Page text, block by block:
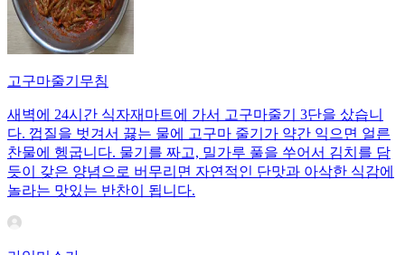
고구마줄기무침
새벽에 24시간 식자재마트에 가서 고구마줄기 3단을 샀습니
다. 껍질을 벗겨서 끓는 물에 고구마 줄기가 약간 익으면 얼른
찬물에 헹굽니다. 물기를 짜고, 밀가루 풀을 쑤어서 김치를 담
듯이 갖은 양념으로 버무리면 자연적인 단맛과 아삭한 식감에
놀라는 맛있는 반찬이 됩니다.